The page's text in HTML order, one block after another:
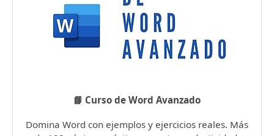
📘 Curso de Word Avanzado
Domina Word con ejemplos y ejercicios reales. Más